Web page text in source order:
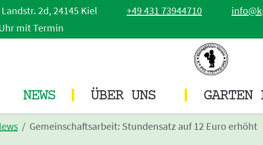
2d, 24145 Kiel +49 431 73944710
mit Termin
NEWS ÜBER UNS GARTEN
Gemeinschaftsarbeit: Stundensatz auf 12 Euro erhöht